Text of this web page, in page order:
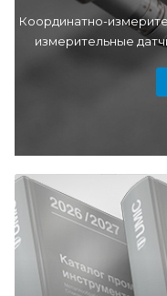
Координатно-
измерительные